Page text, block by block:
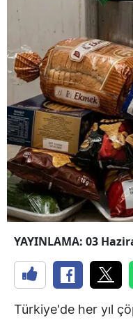
YAYINLAMA: 03
Türkiye'de her yıl